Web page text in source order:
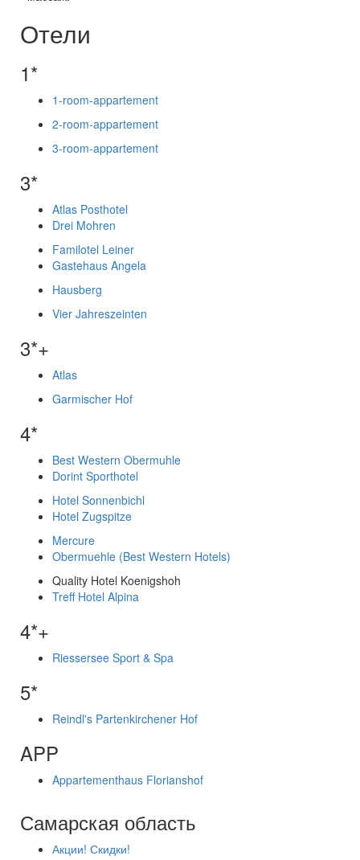
Отели
1*
1-room-appartement
2-room-appartement
3-room-appartement
3*
Atlas Posthotel
Drei Mohren
Familotel Leiner
Gastehaus Angela
Hausberg
Vier Jahreszeinten
3*+
Atlas
Garmischer Hof
4*
Best Western Obermuhle
Dorint Sporthotel
Hotel Sonnenbichl
Hotel Zugspitze
Mercure
Obermuehle (Best Western Hotels)
Quality Hotel Koenigshoh
Treff Hotel Alpina
4*+
Riessersee Sport & Spa
5*
Reindl's Partenkirchener Hof
APP
Appartementhaus Florianshof
Самарская область
Акции! Скидки!